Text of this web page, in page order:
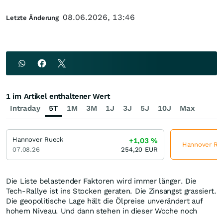
Die Liste belastender Faktoren wird immer länger. Die
Tech-Rallye ist ins Stocken geraten. Die Zinsangst grassiert.
Die geopolitische Lage hält die Ölpreise unverändert auf
hohem Niveau. Und dann stehen in dieser Woche noch
Letzte Änderung 08.06.2026, 13:46
Intraday 5T 1M 3M 1J 3J 5J 10J Max
1 im Artikel enthaltener Wert
Hannover Rueck
07.08.26
+1,03%
254,20 EUR
Hannover